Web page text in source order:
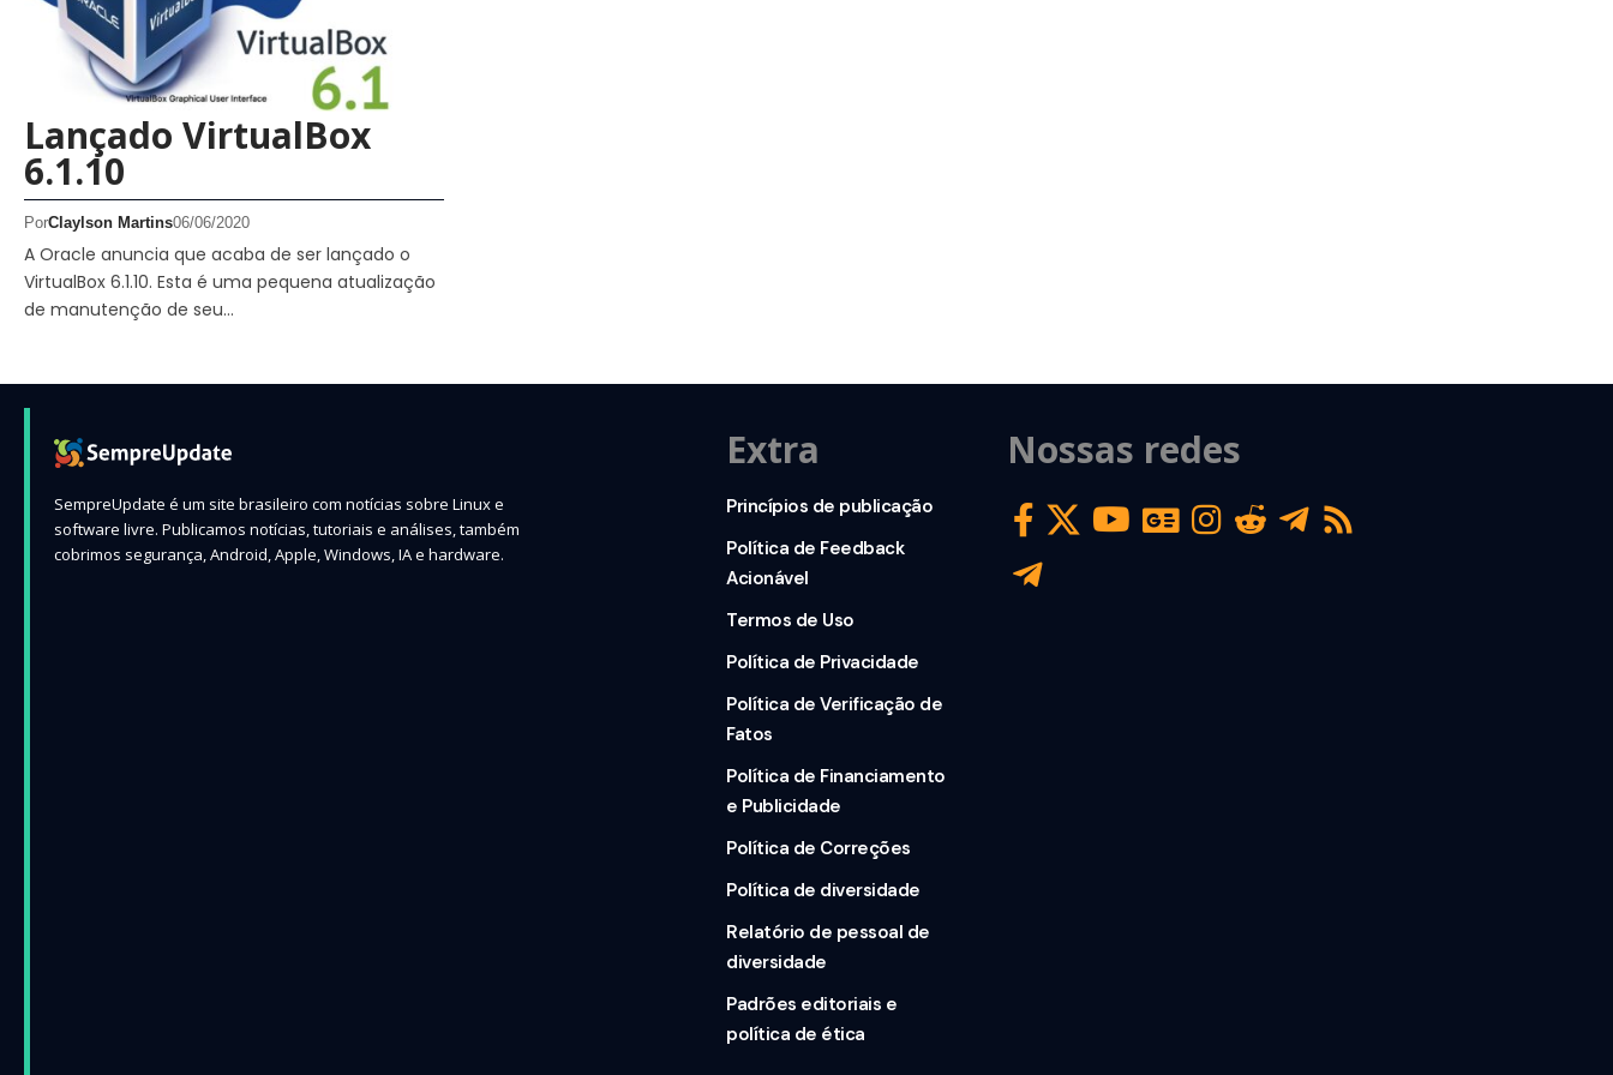
Lançado VirtualBox
6.1.10
PorClaylson Martins06/06/2020
A Oracle anuncia que acaba de ser lançado o
VirtualBox 6.1.10. Esta é uma pequena atualização
de manutenção de seu…
SempreUpdate é um site brasileiro com notícias sobre Linux e
software livre. Publicamos notícias, tutoriais e análises, também
cobrimos segurança, Android, Apple, Windows, IA e hardware.
Extra
Princípios de publicação
Política de Feedback
Acionável
Termos de Uso
Política de Privacidade
Política de Verificação de
Fatos
Política de Financiamento
e Publicidade
Política de Correções
Política de diversidade
Relatório de pessoal de
diversidade
Padrões editoriais e
política de ética
Nossas redes